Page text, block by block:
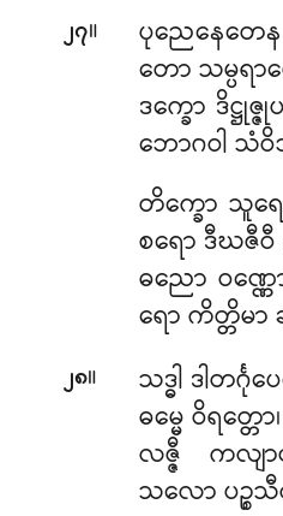
၂၇။
ပုညေနေတ
တော သမ္ပရာ
ဒက္ခော ဒိဋ္
ဘောဂဝါ သံ
တိက္ခော သူ
စရော ဒီဃဇီဝီ
ဓညော ဝဏ္
ရော ကိတ္တိမာ
၂၈။ သဒ္ဓါ ဒါတင်္ဂု
ဓမ္မေ ဝိရတ္တော၊
လဇ္ဇီ ကလျ
သလော ပဉ္စသီ